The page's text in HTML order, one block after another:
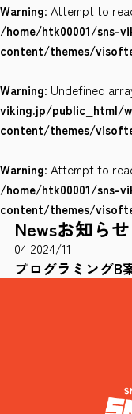
お気に入り
会社案内
サイトポリ
［受付時間］ 9：00
お問い
Warning: Attempt to
/home/htk00001/sns-
content/themes/
Warning: Undefined
viking.jp/public_html/
content/themes/
Warning: Attempt to
/home/htk00001/sns-
content/themes/
Newsお知らせ
04 2024/11
プログラミングB